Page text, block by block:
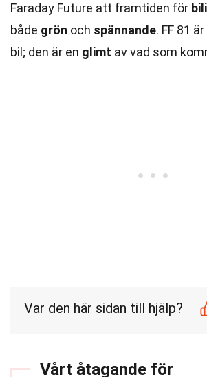
Faraday Future att framtiden för
både grön och spännande. FF 81
bil; den är en glimt av vad som
Var den här sidan till hjälp?
Vårt åtagande för